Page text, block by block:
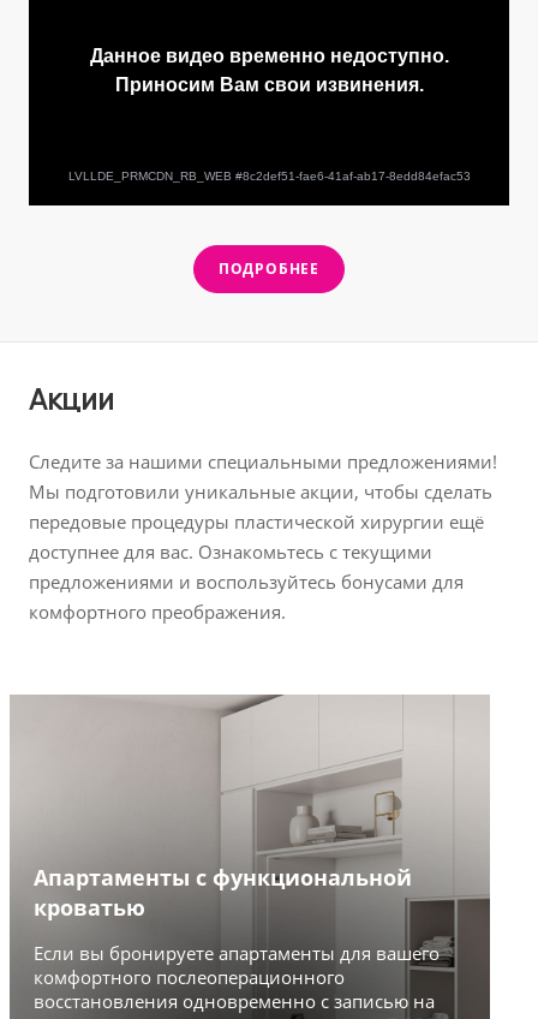
ПОДРОБНЕЕ
Акции
Следите за нашими специальными предложениями!
Мы подготовили уникальные акции, чтобы сделать
передовые процедуры пластической хирургии ещё
доступнее для вас. Ознакомьтесь с текущими
предложениями и воспользуйтесь бонусами для
комфортного преображения.
Апартаменты с функциональной
кроватью
Если вы бронируете апартаменты для вашего
комфортного послеоперационного
восстановления одновременно с записью на